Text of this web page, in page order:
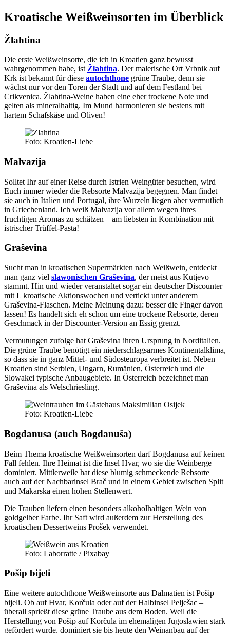
Kroatische Weißweinsorten im Überblick
Žlahtina
Die erste Weißweinsorte, die ich in Kroatien ganz bewusst
wahrgenommen habe, ist Žlahtina. Der malerische Ort Vrbnik auf
Krk ist bekannt für diese autochthone grüne Traube, denn sie
wächst nur vor den Toren der Stadt und auf dem Festland bei
Crikvenica. Žlahtina-Weine haben eine eher trockene Note und
gelten als mineralhaltig. Im Mund harmonieren sie bestens mit
hartem Schafskäse und Oliven!
Foto: Kroatien-Liebe
Malvazija
Solltet Ihr auf einer Reise durch Istrien Weingüter besuchen, wird
Euch immer wieder die Rebsorte Malvazija begegnen. Man findet
sie auch in Italien und Portugal, ihre Wurzeln liegen aber vermutlich
in Griechenland. Ich weiß Malvazija vor allem wegen ihres
fruchtigen Aromas zu schätzen – am liebsten in Kombination mit
istrischer Trüffel-Pasta!
Graševina
Sucht man in kroatischen Supermärkten nach Weißwein, entdeckt
man ganz viel slawonischen Graševina, der meist aus Kutjevo
stammt. Hin und wieder veranstaltet sogar ein deutscher Discounter
mit L kroatische Aktionswochen und vertickt unter anderem
Graševina-Flaschen. Meine Meinung dazu: besser die Finger davon
lassen! Es handelt sich eh schon um eine trockene Rebsorte, deren
Geschmack in der Discounter-Version an Essig grenzt.
Vermutungen zufolge hat Graševina ihren Ursprung in Norditalien.
Die grüne Traube benötigt ein niederschlagsarmes Kontinentalklima,
so dass sie in ganz Mittel- und Südosteuropa verbreitet ist. Neben
Kroatien sind Serbien, Ungarn, Rumänien, Österreich und die
Slowakei typische Anbaugebiete. In Österreich bezeichnet man
Graševina als Welschriesling.
Foto: Kroatien-Liebe
Bogdanusa (auch Bogdanuša)
Beim Thema kroatische Weißweinsorten darf Bogdanusa auf keinen
Fall fehlen. Ihre Heimat ist die Insel Hvar, wo sie die Weinberge
dominiert. Mittlerweile hat diese blumig schmeckende Rebsorte
auch auf der Nachbarinsel Brač und in einem Gebiet zwischen Split
und Makarska einen hohen Stellenwert.
Die Trauben liefern einen besonders alkoholhaltigen Wein von
goldgelber Farbe. Ihr Saft wird außerdem zur Herstellung des
kroatischen Dessertweins Prošek verwendet.
Foto: Laborratte / Pixabay
Pošip bijeli
Eine weitere autochthone Weißweinsorte aus Dalmatien ist Pošip
bijeli. Ob auf Hvar, Korčula oder auf der Halbinsel Pelješac –
überall sprießt diese grüne Traube aus dem Boden. Weil die
Herstellung von Pošip auf Korčula im ehemaligen Jugoslawien stark
gefördert wurde, dominiert sie bis heute den Weinanbau auf der